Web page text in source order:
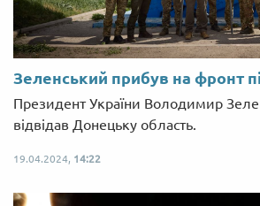
Зеленський прибув на фронт
Президент України Володимир
відвідав Донецьку область.
19.04.2024, 14:22